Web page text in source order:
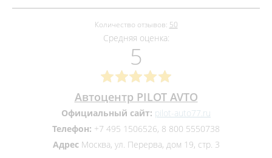
Количество отзывов: 50
Средняя оценка:
5
Автоцентр PILOT AVTO
Официальный сайт: pilot-auto77.ru
Телефон: +7 495 1506526, 8 800 5550738
АдресМосква, ул. Перерва, дом 19, стр. 3